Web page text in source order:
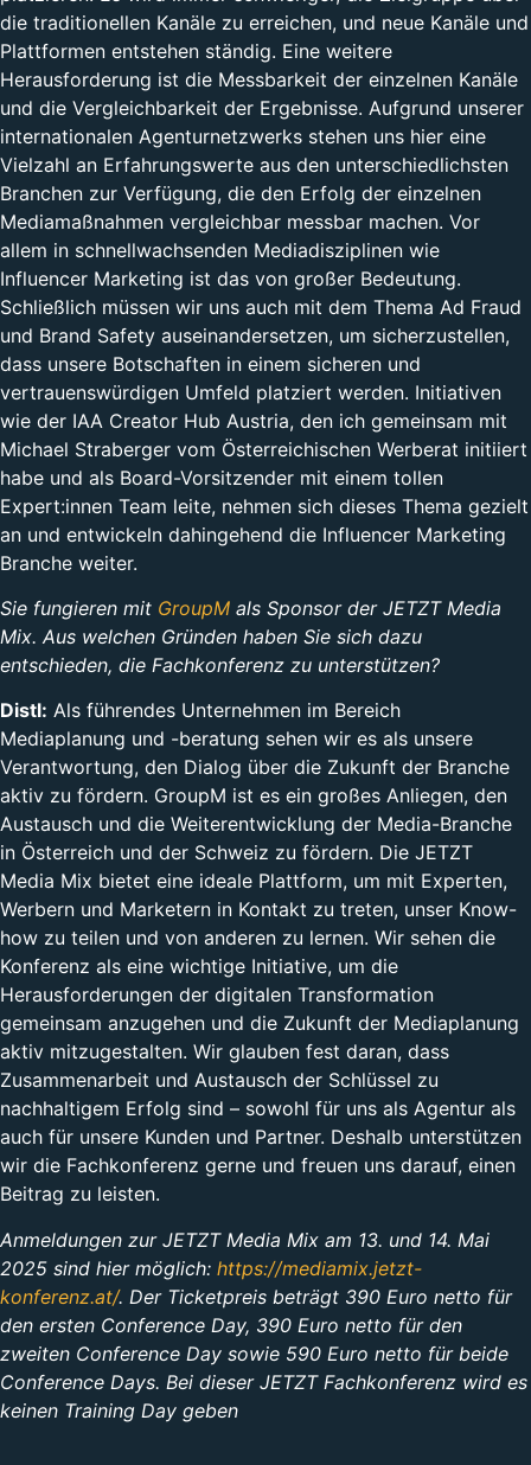
die traditionellen Kanäle zu erreichen, und neue Kanäle und
Plattformen entstehen ständig. Eine weitere
Herausforderung ist die Messbarkeit der einzelnen Kanäle
und die Vergleichbarkeit der Ergebnisse. Aufgrund unserer
internationalen Agenturnetzwerks stehen uns hier eine
Vielzahl an Erfahrungswerte aus den unterschiedlichsten
Branchen zur Verfügung, die den Erfolg der einzelnen
Mediamaßnahmen vergleichbar messbar machen. Vor
allem in schnellwachsenden Mediadisziplinen wie
Influencer Marketing ist das von großer Bedeutung.
Schließlich müssen wir uns auch mit dem Thema Ad Fraud
und Brand Safety auseinandersetzen, um sicherzustellen,
dass unsere Botschaften in einem sicheren und
vertrauenswürdigen Umfeld platziert werden. Initiativen
wie der IAA Creator Hub Austria, den ich gemeinsam mit
Michael Straberger vom Österreichischen Werberat initiiert
habe und als Board-Vorsitzender mit einem tollen
Expert:innen Team leite, nehmen sich dieses Thema gezielt
an und entwickeln dahingehend die Influencer Marketing
Branche weiter.
Sie fungieren mit GroupM als Sponsor der JETZT Media
Mix. Aus welchen Gründen haben Sie sich dazu
entschieden, die Fachkonferenz zu unterstützen?
Distl: Als führendes Unternehmen im Bereich
Mediaplanung und -beratung sehen wir es als unsere
Verantwortung, den Dialog über die Zukunft der Branche
aktiv zu fördern. GroupM ist es ein großes Anliegen, den
Austausch und die Weiterentwicklung der Media-Branche
in Österreich und der Schweiz zu fördern. Die JETZT
Media Mix bietet eine ideale Plattform, um mit Experten,
Werbern und Marketern in Kontakt zu treten, unser Know-
how zu teilen und von anderen zu lernen. Wir sehen die
Konferenz als eine wichtige Initiative, um die
Herausforderungen der digitalen Transformation
gemeinsam anzugehen und die Zukunft der Mediaplanung
aktiv mitzugestalten. Wir glauben fest daran, dass
Zusammenarbeit und Austausch der Schlüssel zu
nachhaltigem Erfolg sind – sowohl für uns als Agentur als
auch für unsere Kunden und Partner. Deshalb unterstützen
wir die Fachkonferenz gerne und freuen uns darauf, einen
Beitrag zu leisten.
Anmeldungen zur JETZT Media Mix am 13. und 14. Mai
2025 sind hier möglich: https://mediamix.jetzt-
konferenz.at/. Der Ticketpreis beträgt 390 Euro netto für
den ersten Conference Day, 390 Euro netto für den
zweiten Conference Day sowie 590 Euro netto für beide
Conference Days. Bei dieser JETZT Fachkonferenz wird es
keinen Training Day geben